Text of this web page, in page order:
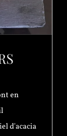
en
d'acacia